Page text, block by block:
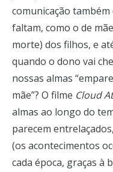
comunicação
faltam, como o de
morte) dos filhos, e
quando o dono vai
nossas almas
mãe”? O filme Cloud
almas ao longo do
parecem
(os acontecimentos
cada época, graças à